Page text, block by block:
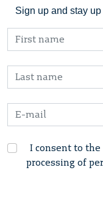
Sign up and stay
I consent to
processing of